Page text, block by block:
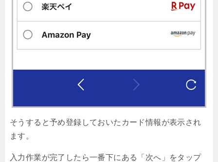
そうすると予め登録しておいたカード情報が表示され
ます。
入力作業が完了したら一番下にある「次へ」をタップ